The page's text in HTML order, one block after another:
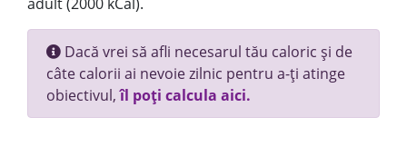
Dacă vrei să afli necesarul tău caloric și de
câte calorii ai nevoie zilnic pentru a-ți atinge
obiectivul,îl poți calcula aici.